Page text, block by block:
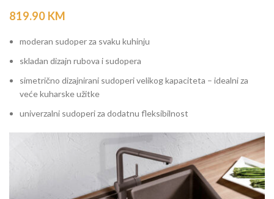
819.90 KM
moderan sudoper za svaku kuhinju
skladan dizajn rubova i sudopera
simetrično dizajnirani sudoperi velikog kapaciteta – idealni za
veće kuharske užitke
univerzalni sudoperi za dodatnu fleksibilnost